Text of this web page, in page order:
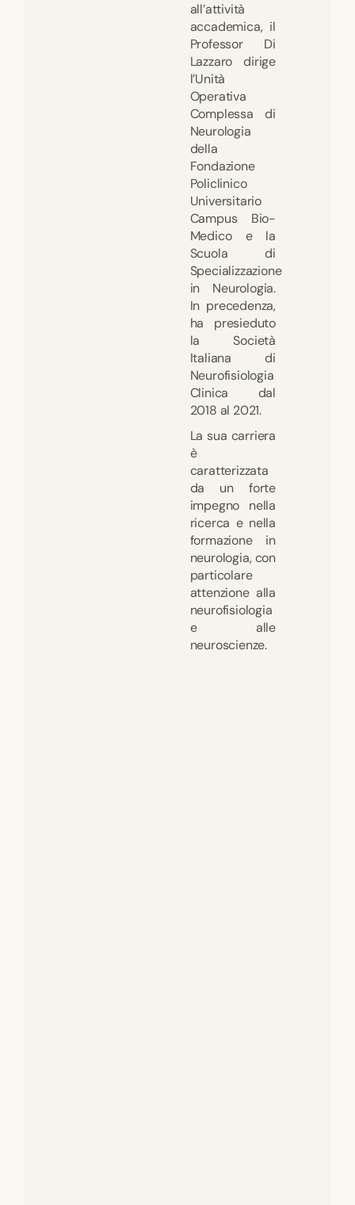
all’attività
accademica, il
Professor Di
Lazzaro dirige
l’Unità
Operativa
Complessa di
Neurologia
della
Fondazione
Policlinico
Universitario
Campus Bio-
Medico e la
Scuola di
Specializzazione
in Neurologia.
In precedenza,
ha presieduto
la Società
Italiana di
Neurofisiologia
Clinica dal
2018 al 2021.
La sua carriera
è
caratterizzata
da un forte
impegno nella
ricerca e nella
formazione in
neurologia, con
particolare
attenzione alla
neurofisiologia
e alle
neuroscienze.